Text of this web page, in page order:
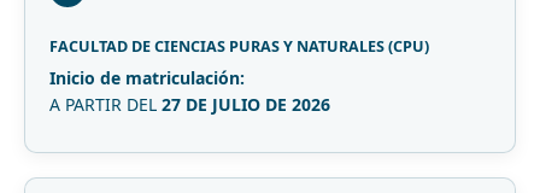
FACULTAD DE CIENCIAS PURAS Y NATURALES (CPU)
Inicio de matriculación:
A PARTIR DEL 27 DE JULIO DE 2026